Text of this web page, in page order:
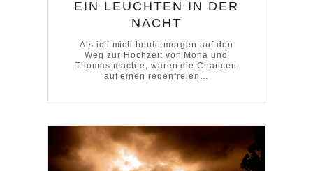
EIN LEUCHTEN IN DER
NACHT
Als ich mich heute morgen auf den
Weg zur Hochzeit von Mona und
Thomas machte, waren die Chancen
auf einen regenfreien…